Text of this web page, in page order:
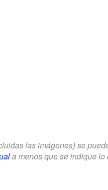
las imágenes) se
a menos que se indique lo